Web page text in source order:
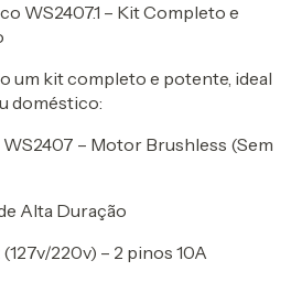
WS2407.1 – Kit Completo e
um kit completo e potente, ideal
doméstico:
– Motor Brushless (Sem
Alta Duração
220v) – 2 pinos 10A